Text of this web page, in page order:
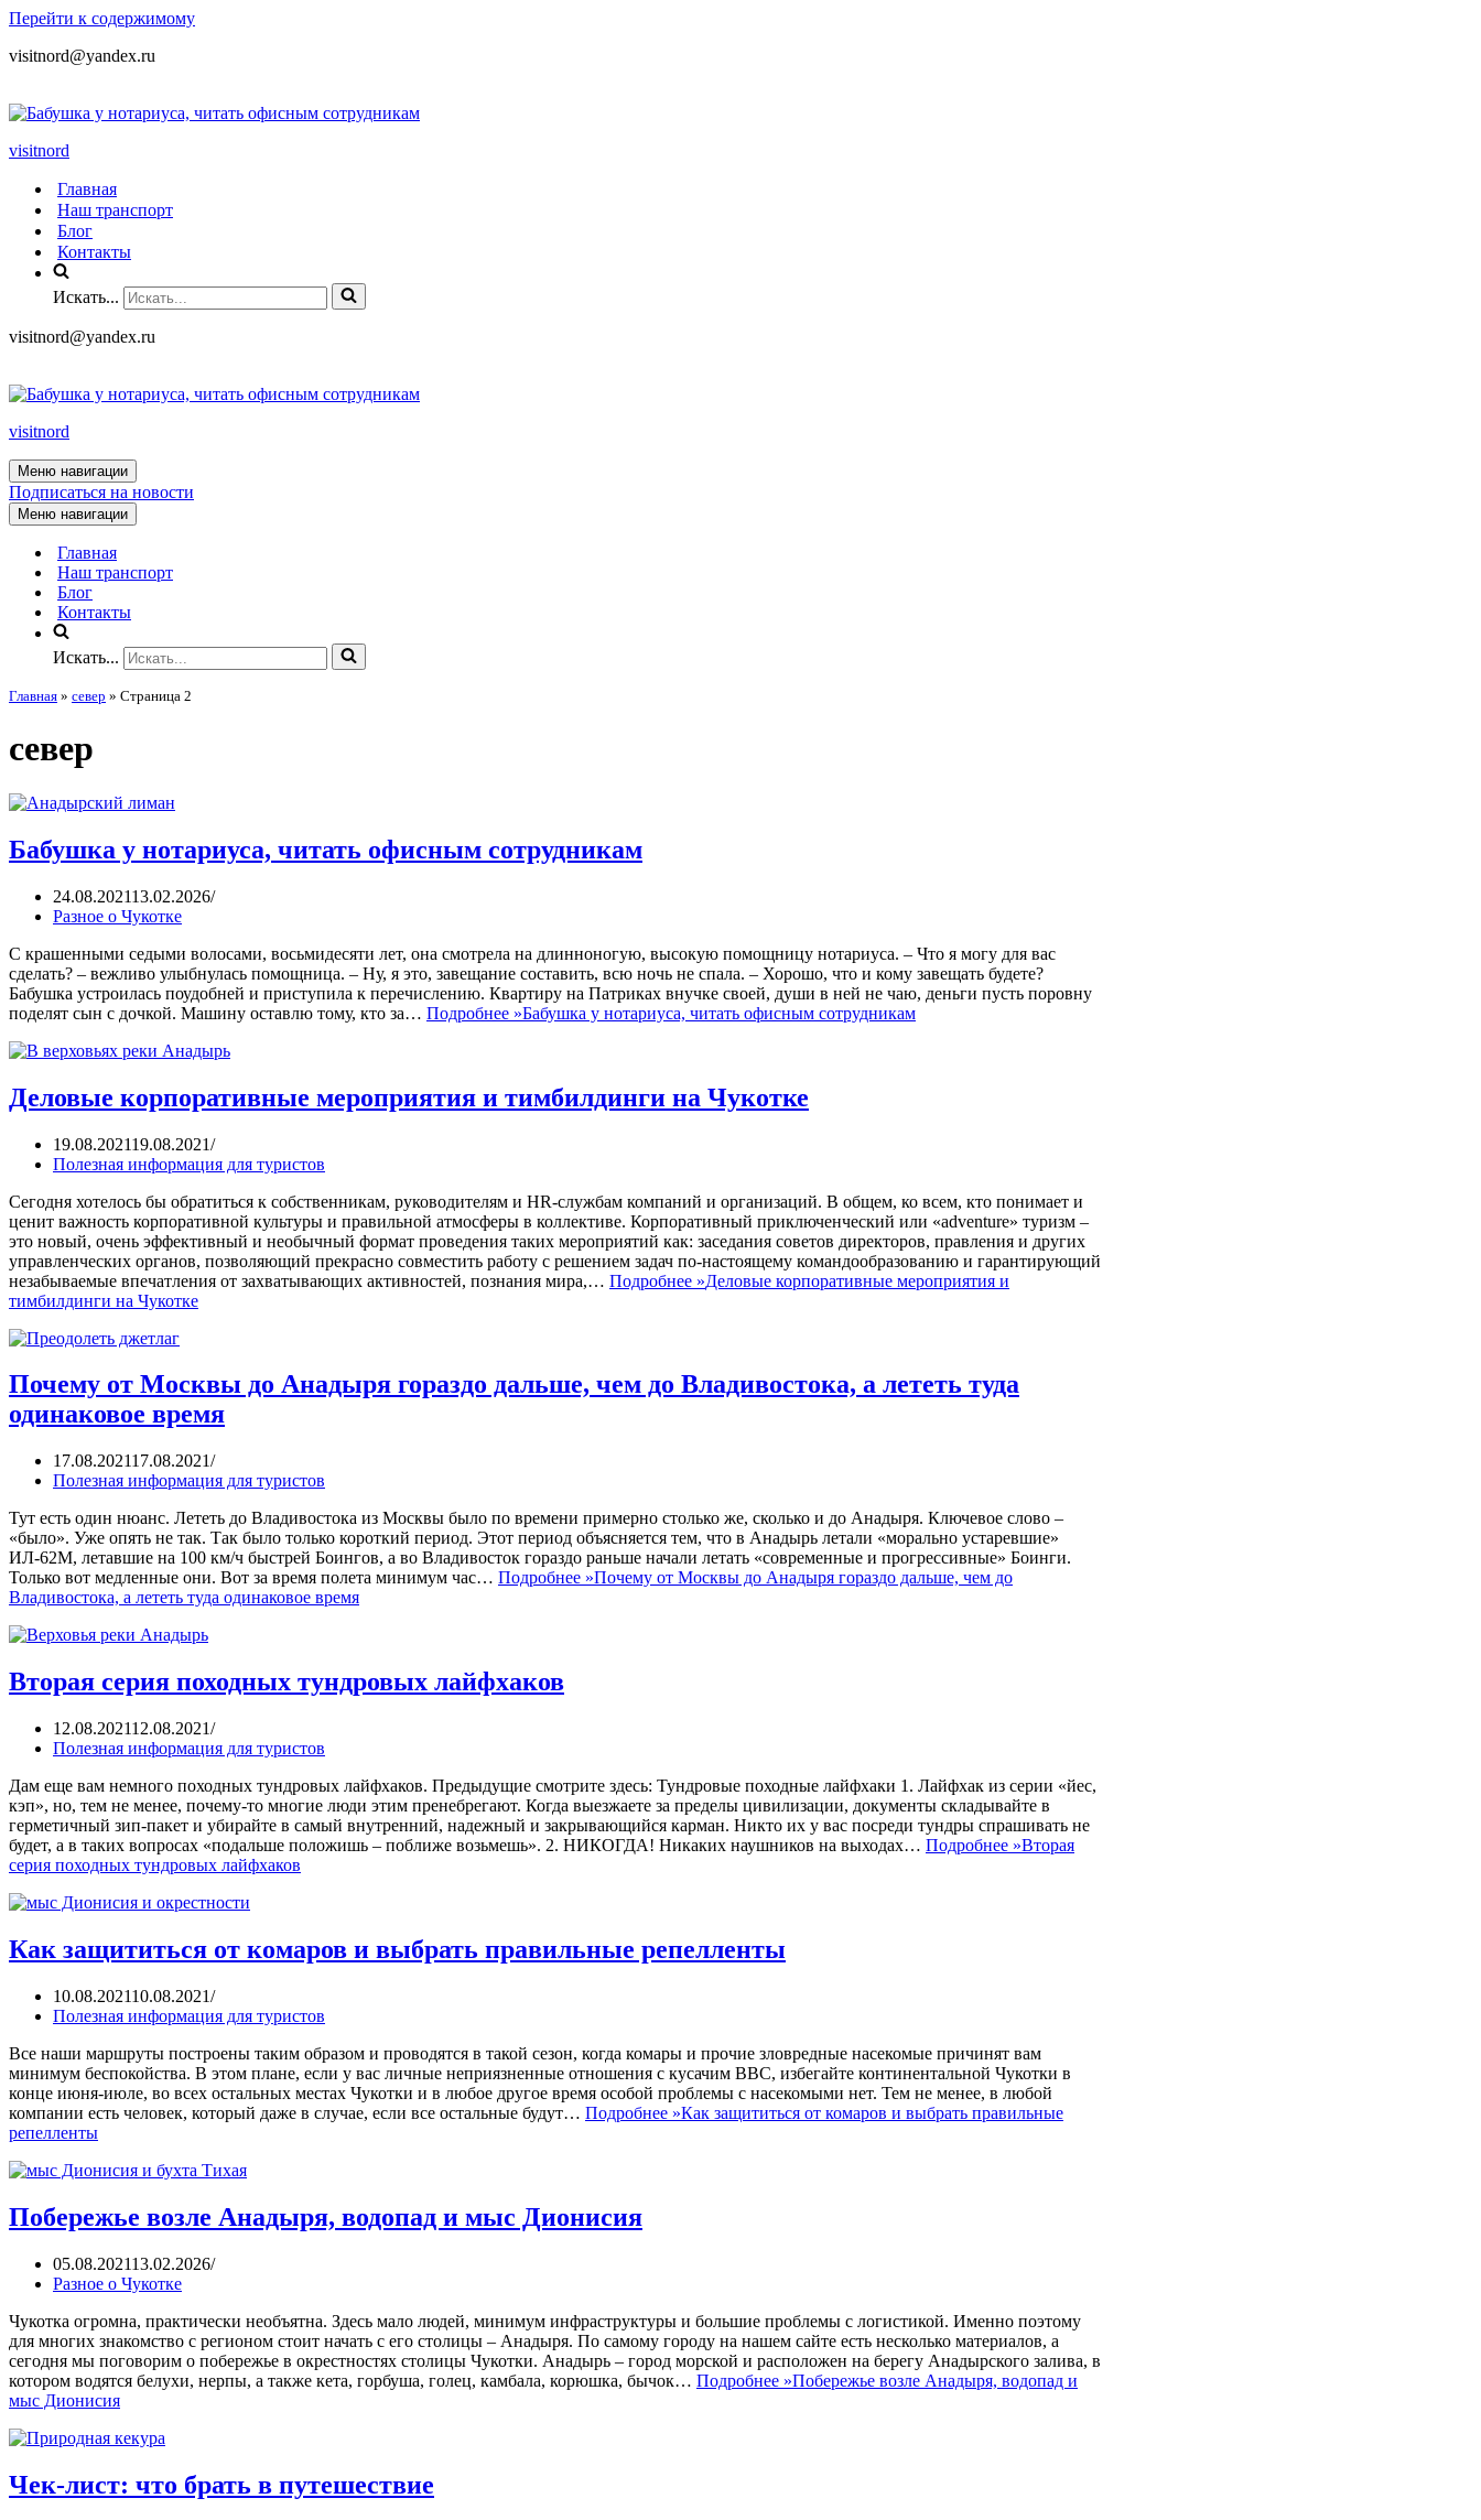
Перейти к содержимому
visitnord@yandex.ru
visitnord
Главная
Наш транспорт
Блог
Контакты
Искать...
visitnord@yandex.ru
visitnord
Меню навигации
Подписаться на новости
Меню навигации
Главная
Наш транспорт
Блог
Контакты
Искать...
Главная » север » Страница 2
север
Бабушка у нотариуса, читать офисным сотрудникам
24.08.202113.02.2026
Разное о Чукотке
С крашенными седыми волосами, восьмидесяти лет, она смотрела на длинноногую, высокую помощницу нотариуса. – Что я могу для вас
сделать? – вежливо улыбнулась помощница. – Ну, я это, завещание составить, всю ночь не спала. – Хорошо, что и кому завещать будете?
Бабушка устроилась поудобней и приступила к перечислению. Квартиру на Патриках внучке своей, души в ней не чаю, деньги пусть поровну
поделят сын с дочкой. Машину оставлю тому, кто за… Подробнее »Бабушка у нотариуса, читать офисным сотрудникам
Деловые корпоративные мероприятия и тимбилдинги на Чукотке
19.08.202119.08.2021
Полезная информация для туристов
Сегодня хотелось бы обратиться к собственникам, руководителям и HR-службам компаний и организаций. В общем, ко всем, кто понимает и
ценит важность корпоративной культуры и правильной атмосферы в коллективе. Корпоративный приключенческий или «adventure» туризм –
это новый, очень эффективный и необычный формат проведения таких мероприятий как: заседания советов директоров, правления и других
управленческих органов, позволяющий прекрасно совместить работу с решением задач по-настоящему командообразованию и гарантирующий
незабываемые впечатления от захватывающих активностей, познания мира,… Подробнее »Деловые корпоративные мероприятия и
тимбилдинги на Чукотке
Почему от Москвы до Анадыря гораздо дальше, чем до Владивостока, а лететь туда
одинаковое время
17.08.202117.08.2021
Полезная информация для туристов
Тут есть один нюанс. Лететь до Владивостока из Москвы было по времени примерно столько же, сколько и до Анадыря. Ключевое слово –
«было». Уже опять не так. Так было только короткий период. Этот период объясняется тем, что в Анадырь летали «морально устаревшие»
ИЛ-62М, летавшие на 100 км/ч быстрей Боингов, а во Владивосток гораздо раньше начали летать «современные и прогрессивные» Боинги.
Только вот медленные они. Вот за время полета минимум час… Подробнее »Почему от Москвы до Анадыря гораздо дальше, чем до
Владивостока, а лететь туда одинаковое время
Вторая серия походных тундровых лайфхаков
12.08.202112.08.2021
Полезная информация для туристов
Дам еще вам немного походных тундровых лайфхаков. Предыдущие смотрите здесь: Тундровые походные лайфхаки 1. Лайфхак из серии «йес,
кэп», но, тем не менее, почему-то многие люди этим пренебрегают. Когда выезжаете за пределы цивилизации, документы складывайте в
герметичный зип-пакет и убирайте в самый внутренний, надежный и закрывающийся карман. Никто их у вас посреди тундры спрашивать не
будет, а в таких вопросах «подальше положишь – поближе возьмешь». 2. НИКОГДА! Никаких наушников на выходах… Подробнее »Вторая
серия походных тундровых лайфхаков
Как защититься от комаров и выбрать правильные репелленты
10.08.202110.08.2021
Полезная информация для туристов
Все наши маршруты построены таким образом и проводятся в такой сезон, когда комары и прочие зловредные насекомые причинят вам
минимум беспокойства. В этом плане, если у вас личные неприязненные отношения с кусачим ВВС, избегайте континентальной Чукотки в
конце июня-июле, во всех остальных местах Чукотки и в любое другое время особой проблемы с насекомыми нет. Тем не менее, в любой
компании есть человек, который даже в случае, если все остальные будут… Подробнее »Как защититься от комаров и выбрать правильные
репелленты
Побережье возле Анадыря, водопад и мыс Дионисия
05.08.202113.02.2026
Разное о Чукотке
Чукотка огромна, практически необъятна. Здесь мало людей, минимум инфраструктуры и большие проблемы с логистикой. Именно поэтому
для многих знакомство с регионом стоит начать с его столицы – Анадыря. По самому городу на нашем сайте есть несколько материалов, а
сегодня мы поговорим о побережье в окрестностях столицы Чукотки. Анадырь – город морской и расположен на берегу Анадырского залива, в
котором водятся белухи, нерпы, а также кета, горбуша, голец, камбала, корюшка, бычок… Подробнее »Побережье возле Анадыря, водопад и
мыс Дионисия
Чек-лист: что брать в путешествие